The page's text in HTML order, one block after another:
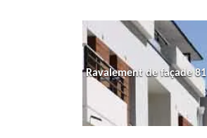
Ravalement de façade 81